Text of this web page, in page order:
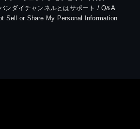
ンダイチャンネルとはサポート / Q&A
Sell or Share My Personal Information